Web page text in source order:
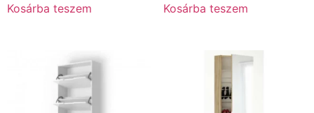
Kosárba teszem Kosárba teszem